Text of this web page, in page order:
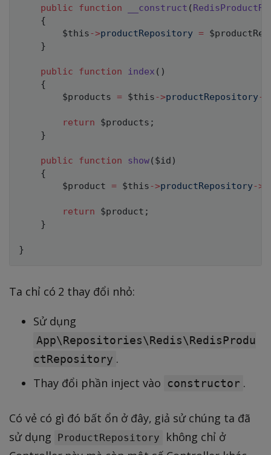
public function __construct (
{
$this->productRepository =
}
public function index ( )
{
$products = $this->productRepository->
return $products ;
}
public function show( $id )
{
$product = $this->productRepository->
return $product ;
}
}
Ta chỉ có 2 thay đổi nhỏ:
Sử dụng
App\Repositories\Redis\RedisProdu
ctRepository .
Thay đổi phần inject vào constructor .
Có vẻ có gì đó bất ổn ở đây, giả sử chúng ta đã
sử dụng
ProductRepository
không chỉ ở